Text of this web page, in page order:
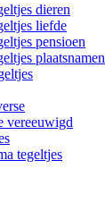
dieren
liefde
pensioen
plaatsnamen
vereeuwigd
tegeltjes